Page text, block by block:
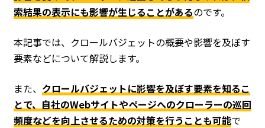
索結果の表示にも影響が生じることがあるのです。
本記事では、クロールバジェットの概要や影響を及ぼす
要素などについて解説します。
また、 クロールバジェットに影響を及ぼす要素を知るこ
とで、自社のWebサイトやページへのクローラーの巡回
頻度などを向上させるための対策を行うことも可能で